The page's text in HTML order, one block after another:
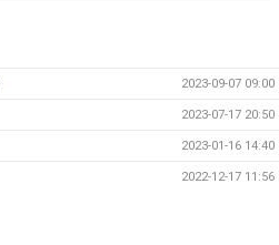
2023-09-07 09:00
2023-07-17 20:50
2023-01-16 14:40
2022-12-17 11:56